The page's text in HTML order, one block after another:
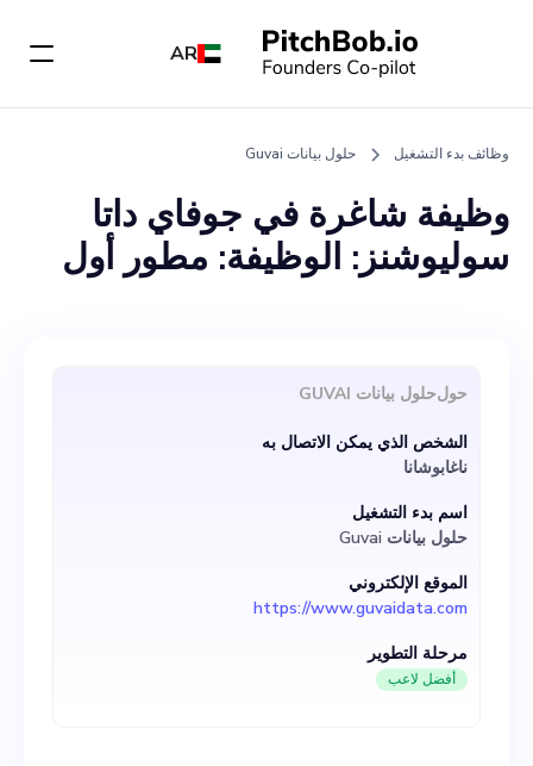
AR
وظائف بدء التشغيل حلول بيانات Guvai
وظيفة شاغرة في جوفاي داتا
سوليوشنز: الوظيفة: مطور أول
شاملة لإدارة البيانات لتبسيط
عمليات البيانات المعقدة. نحن
نبحث حاليًا عن مطور أول
متحمس ومخلص للانضمام إلى
الترميز والتصميم المعماري -
تطوير المنتج وتنفيذ استراتيجيات
استباقية - العمل جنبًا إلى جنب مع
حولحلول بيانات GUVAI
الشخص الذي يمكن الاتصال به
ناغابوشانا
اسم بدء التشغيل
حلول بيانات Guvai
الموقع الإلكتروني
https://www.guvaidata.com
مرحلة التطوير
أفضل لاعب